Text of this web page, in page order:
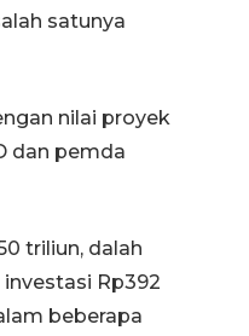
satunya
nilai proyek
dan pemda
triliun, dalah
Rp392
beberapa